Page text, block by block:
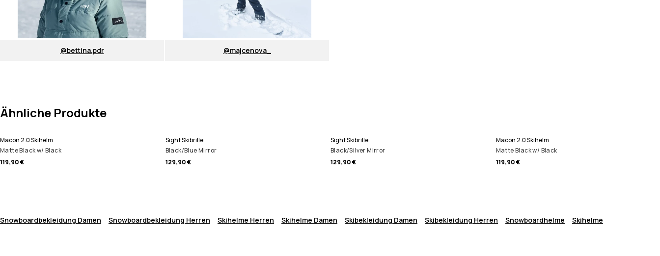
@bettina.pdr @majcenova_
Ähnliche Produkte
Macon 2.0 Skihelm
Matte Black w/ Black
119,90 €
Sight Skibrille
Black/Blue Mirror
129,90 €
Sight Skibrille
Black/Silver Mirror
129,90 €
Macon 2.0 Skihelm
Matte Black w/ Black
119,90 €
Snowboardbekleidung Damen Snowboardbekleidung Herren Skihelme Herren Skihelme Damen Skibekleidung Damen Skibekleidung Herren Snowboardhelme Skihelme